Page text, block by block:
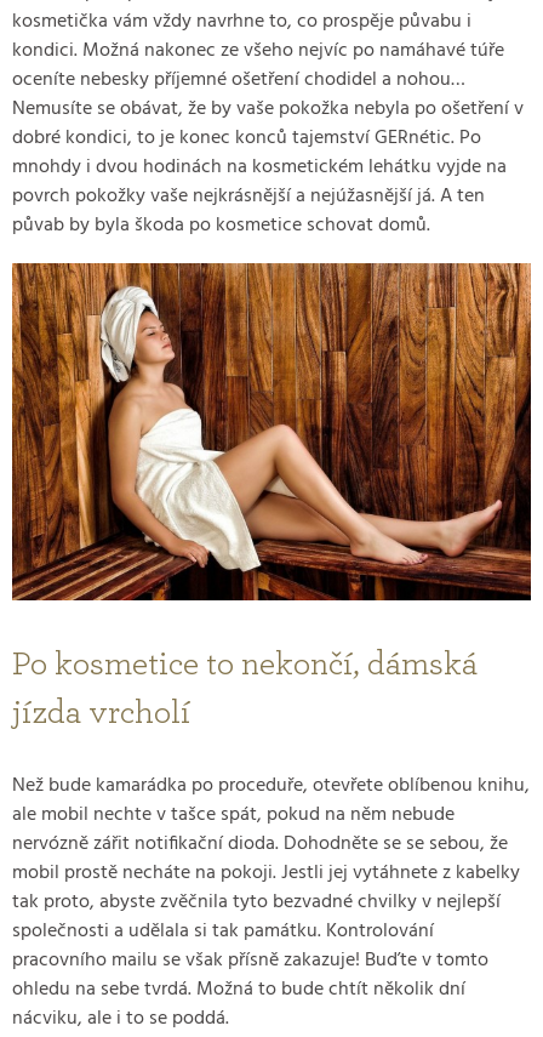
kosmetička vám vždy navrhne to, co prospěje půvabu i
kondici. Možná nakonec ze všeho nejvíc po namáhavé túře
oceníte nebesky příjemné ošetření chodidel a nohou…
Nemusíte se obávat, že by vaše pokožka nebyla po ošetření v
dobré kondici, to je konec konců tajemství GERnétic. Po
mnohdy i dvou hodinách na kosmetickém lehátku vyjde na
povrch pokožky vaše nejkrásnější a nejúžasnější já. A ten
půvab by byla škoda po kosmetice schovat domů.
Po kosmetice to nekončí, dámská
jízda vrcholí
Než bude kamarádka po proceduře, otevřete oblíbenou knihu,
ale mobil nechte v tašce spát, pokud na něm nebude
nervózně zářit notifikační dioda. Dohodněte se se sebou, že
mobil prostě necháte na pokoji. Jestli jej vytáhnete z kabelky
tak proto, abyste zvěčnila tyto bezvadné chvilky v nejlepší
společnosti a udělala si tak památku. Kontrolování
pracovního mailu se však přísně zakazuje! Buďte v tomto
ohledu na sebe tvrdá. Možná to bude chtít několik dní
nácviku, ale i to se poddá.